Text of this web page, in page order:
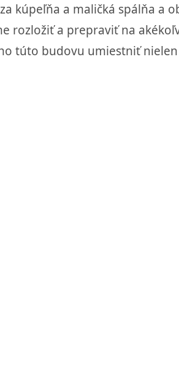
kúpeľňa a maličká spálňa a
rozložiť a prepraviť na
túto budovu umiestniť